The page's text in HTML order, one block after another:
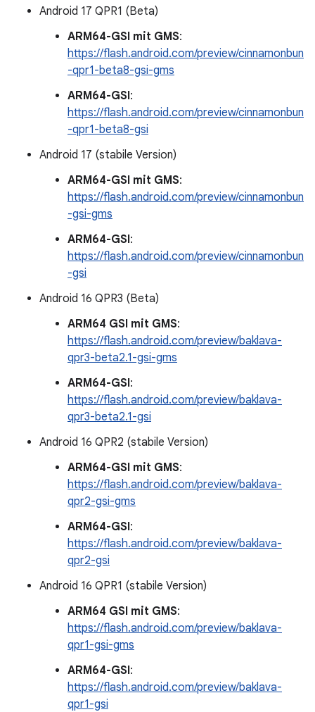
Android 17 QPR1 (Beta)
ARM64-GSI mit GMS:
https://flash.android.com/preview/cinnamonbun
-qpr1-beta8-gsi-gms
ARM64-GSI:
https://flash.android.com/preview/cinnamonbun
-qpr1-beta8-gsi
Android 17 (stabile Version)
ARM64-GSI mit GMS:
https://flash.android.com/preview/cinnamonbun
-gsi-gms
ARM64-GSI:
https://flash.android.com/preview/cinnamonbun
-gsi
Android 16 QPR3 (Beta)
ARM64 GSI mit GMS:
https://flash.android.com/preview/baklava-
qpr3-beta2.1-gsi-gms
ARM64-GSI:
https://flash.android.com/preview/baklava-
qpr3-beta2.1-gsi
Android 16 QPR2 (stabile Version)
ARM64-GSI mit GMS:
https://flash.android.com/preview/baklava-
qpr2-gsi-gms
ARM64-GSI:
https://flash.android.com/preview/baklava-
qpr2-gsi
Android 16 QPR1 (stabile Version)
ARM64 GSI mit GMS:
https://flash.android.com/preview/baklava-
qpr1-gsi-gms
ARM64-GSI:
https://flash.android.com/preview/baklava-
qpr1-gsi